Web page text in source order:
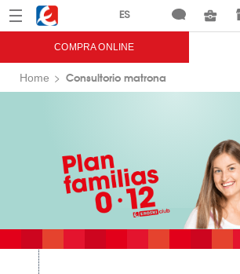
Menú Eroski
COMPRA ONLINE
Home Consultorio matrona